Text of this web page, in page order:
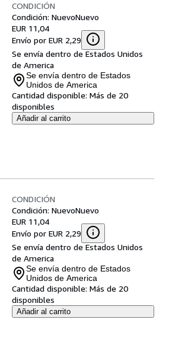
CONDICIÓN
Condición: NuevoNuevo
EUR 11,04
Envío por EUR 2,29
Se envía dentro de Estados Unidos
de America
Se envía dentro de Estados
Unidos de America
Cantidad disponible: Más de 20
disponibles
Añadir al carrito
CONDICIÓN
Condición: NuevoNuevo
EUR 11,04
Envío por EUR 2,29
Se envía dentro de Estados Unidos
de America
Se envía dentro de Estados
Unidos de America
Cantidad disponible: Más de 20
disponibles
Añadir al carrito